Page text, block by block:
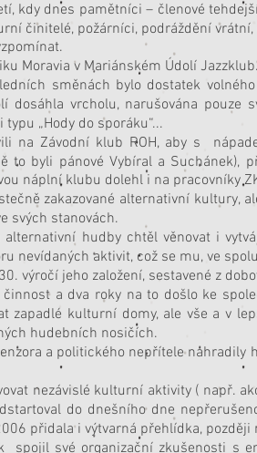
kdy dnes pamětníci – členové
činitelé, požárníci, podráždění
Moravia v Mariánském Údolí Jazzklub.
směnách bylo dostatek
vrcholu, narušována pouze
„Hody do sporáku“...
na Závodní klub ROH, aby s
to byli pánové Vybíral a Suchánek),
náplní klubu dolehl i na pracovníky
zakazované alternativní kultury,
svých stanovách.
hudby chtěl věnovat i
nevídaných aktivit, což se mu, ve
výročí jeho založení, sestavené z
a dva roky na to došlo ke
zapadlé kulturní domy, ale vše a v
hudebních nosičích.
a politického nepřítele
nezávislé kulturní aktivity ( např.
do dnešního dne
přidala i výtvarná přehlídka, později
spojil své organizační zkušenosti s